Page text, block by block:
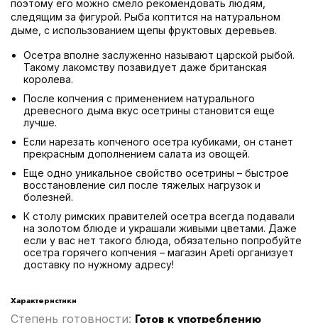
поэтому его можно смело рекомендовать людям,
следящим за фигурой. Рыба коптится на натуральном
дыме, с использованием щепы фруктовых деревьев.
Осетра вполне заслуженно называют царской рыбой.
Такому лакомству позавидует даже британская
королева.
После копчения с применением натурального
древесного дыма вкус осетрины становится еще
лучше.
Если нарезать копченого осетра кубиками, он станет
прекрасным дополнением салата из овощей.
Еще одно уникальное свойство осетрины – быстрое
восстановление сил после тяжелых нагрузок и
болезней.
К столу римских правителей осетра всегда подавали
на золотом блюде и украшали живыми цветами. Даже
если у вас нет такого блюда, обязательно попробуйте
осетра горячего копчения – магазин Apeti организует
доставку по нужному адресу!
Характеристики
Степень готовности: Готов к употреблению